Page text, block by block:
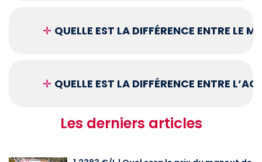
✛ QUELLE EST LA DIFFÉRENCE ENTRE LE
✛ QUELLE EST LA DIFFÉRENCE ENTRE
Les derniers articles